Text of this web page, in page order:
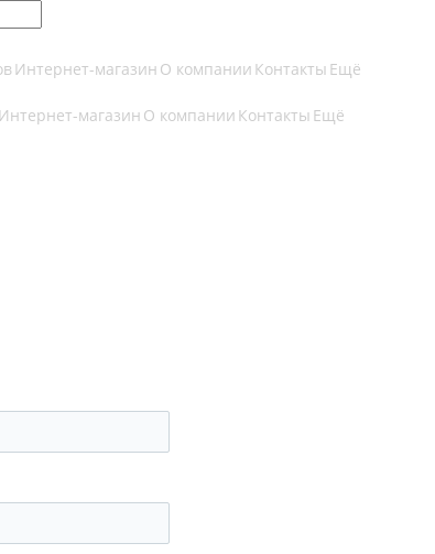
Интернет-магазин О компании Контакты Ещё
Интернет-магазин О компании Контакты Ещё